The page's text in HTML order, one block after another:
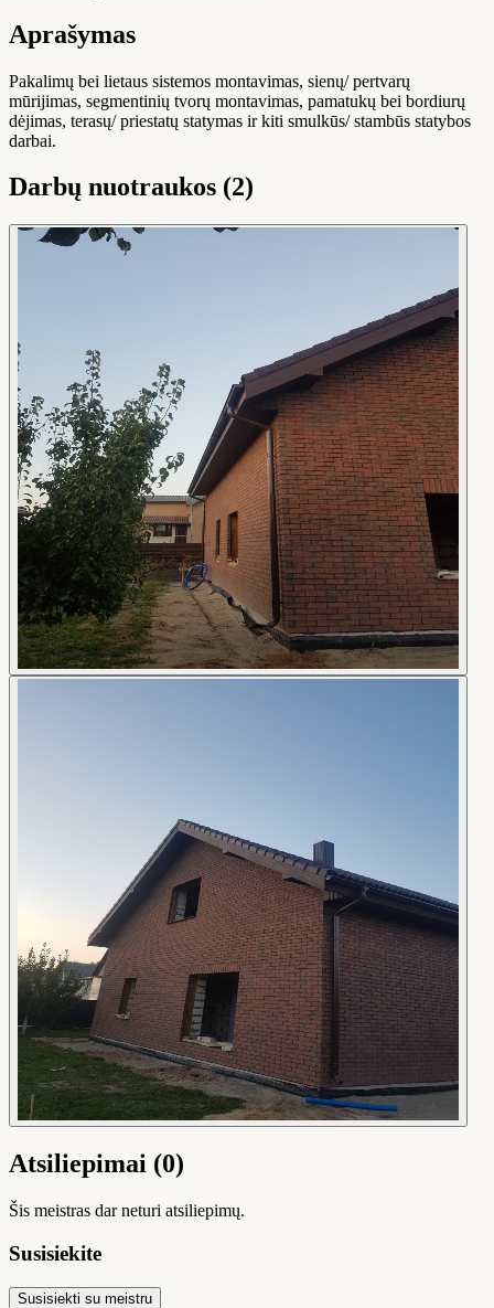
Aprašymas
Pakalimų bei lietaus sistemos montavimas, sienų/ pertvarų
mūrijimas, segmentinių tvorų montavimas, pamatukų bei bordiurų
dėjimas, terasų/ priestatų statymas ir kiti smulkūs/ stambūs statybos
darbai.
Darbų nuotraukos (2)
Atsiliepimai (0)
Šis meistras dar neturi atsiliepimų.
Susisiekite
Susisiekti su meistru